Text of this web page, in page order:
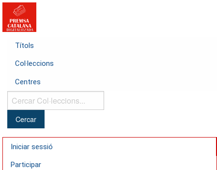
Títols
Col·leccions
Centres
Cercar
Col·leccions...
Iniciar sessió
Participar